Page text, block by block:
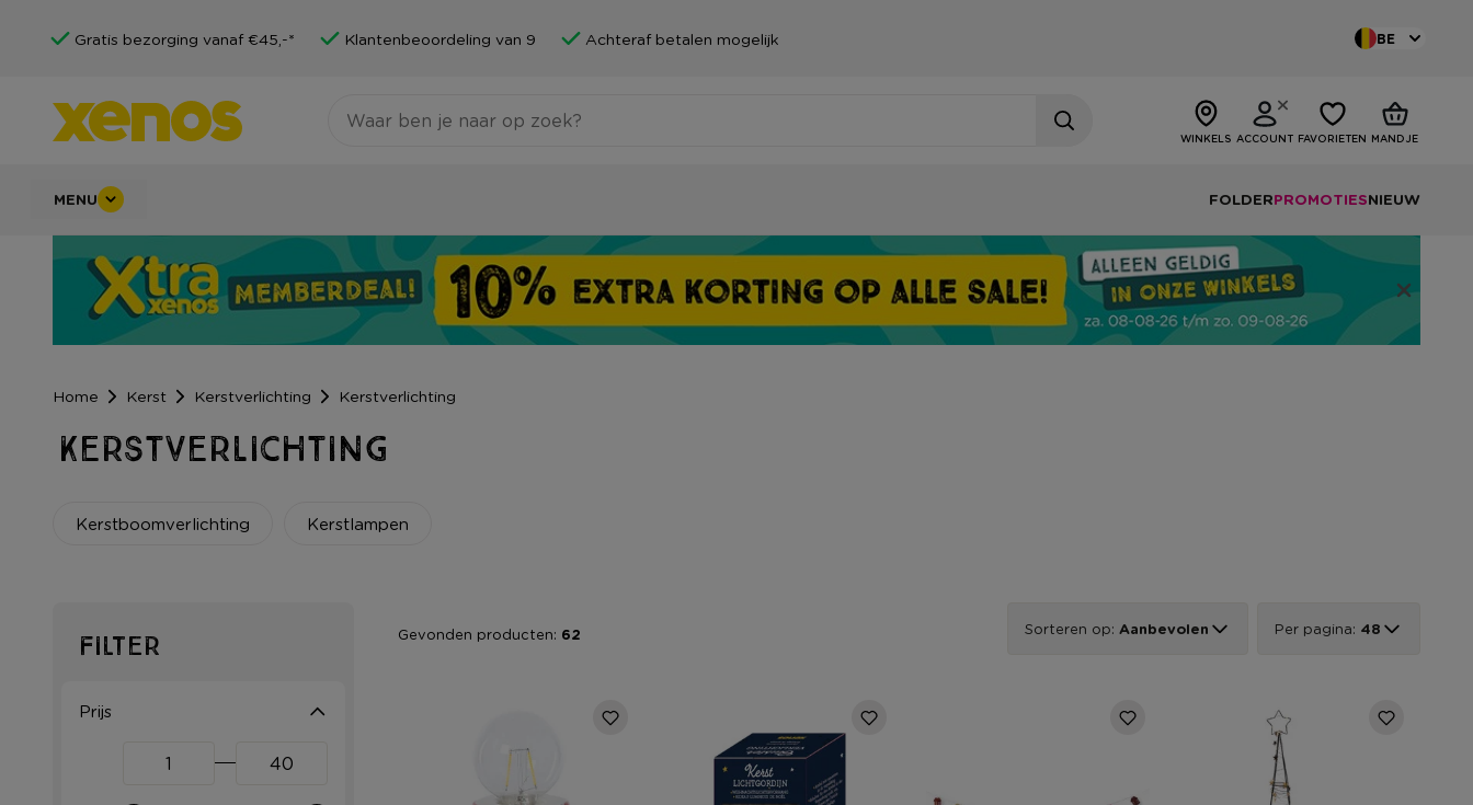
Gratis bezorging vanaf €45,-* Klantenbeoordeling van 9 Achteraf betalen mogelijk BE
WINKELS ACCOUNT FAVORIETEN MANDJE
MENU FOLDERPROMOTIESNIEUW
Home Kerst Kerstverlichting Kerstverlichting
Kerstverlichting
Kerstboomverlichting Kerstlampen
Filter
Prijs
Gevonden producten: 62 Sorteren op: Aanbevolen Per pagina: 48